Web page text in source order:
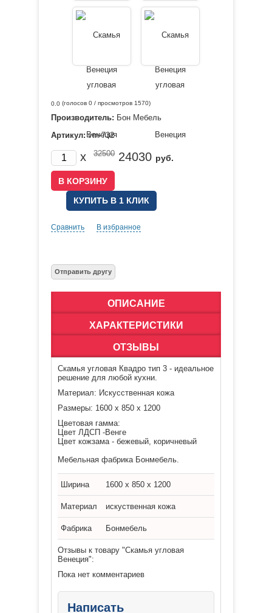
0.0 (голосов 0 / просмотров 1570)
Производитель: Бон Мебель
Артикул: vrn-732
x 32500 24030 руб.
КУПИТЬ В 1 КЛИК
Сравнить В избранное
ОПИСАНИЕ
ХАРАКТЕРИСТИКИ
ОТЗЫВЫ
Скамья угловая Квадро тип 3 - идеальное
решение для любой кухни.
Материал: Искусственная кожа
Размеры: 1600 x 850 x 1200
Цветовая гамма:
Цвет ЛДСП -Венге
Цвет кожзама - бежевый, коричневый
Мебельная фабрика Бонмебель.
Ширина 1600 x 850 x 1200
Материал искуственная кожа
Фабрика Бонмебель
Отзывы к товару "Скамья угловая
Венеция":
Пока нет комментариев
Написать